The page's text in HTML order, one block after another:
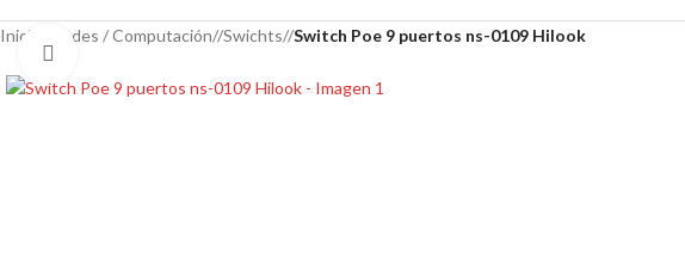
Inicio Redes / Computación/ Swichts/ Switch Poe 9 puertos ns-0109 Hilook